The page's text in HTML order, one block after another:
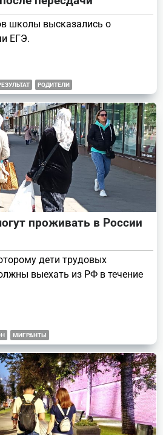
школы высказались о
ЕГЭ.
РОДИТЕЛИ
проживать в России
дети трудовых
выехать из РФ в течение
МИГРАНТЫ